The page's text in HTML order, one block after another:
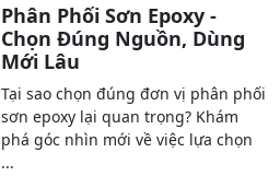
Phân Phối Sơn Epoxy -
Chọn Đúng Nguồn, Dùng
Mới Lâu
Tại sao chọn đúng đơn vị phân phối
sơn epoxy lại quan trọng? Khám
phá góc nhìn mới về việc lựa chọn
...